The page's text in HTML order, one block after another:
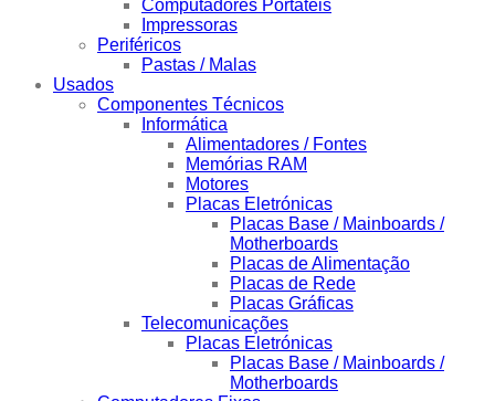
Computadores Portáteis
Impressoras
Periféricos
Pastas / Malas
Usados
Componentes Técnicos
Informática
Alimentadores / Fontes
Memórias RAM
Motores
Placas Eletrónicas
Placas Base / Mainboards /
Motherboards
Placas de Alimentação
Placas de Rede
Placas Gráficas
Telecomunicações
Placas Eletrónicas
Placas Base / Mainboards /
Motherboards